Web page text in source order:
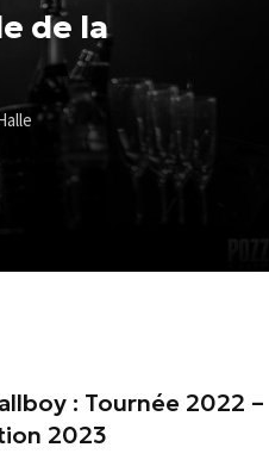
de la
: Tournée 2022 –
2023